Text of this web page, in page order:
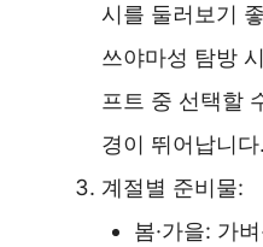
시를 둘러보기
쓰야마성 탐방
프트 중 선택할
경이 뛰어납니다.
계절별 준비물:
봄·가을: 가